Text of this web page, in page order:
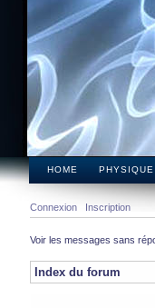
HOME PHYSIQUE
Connexion Inscription
Voir les messages sans
Index du forum